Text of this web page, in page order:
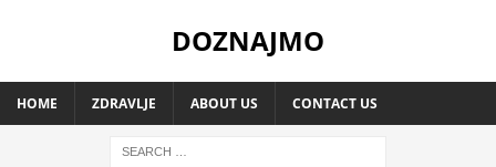
DOZNAJMO
HOME ZDRAVLJE ABOUT US CONTACT US